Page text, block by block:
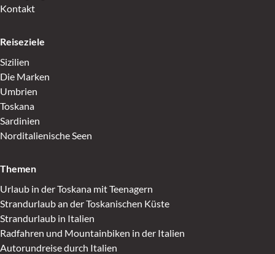
Kontakt
Reiseziele
Sizilien
Die Marken
Umbrien
Toskana
Sardinien
Norditalienische Seen
Themen
Urlaub in der Toskana mit Teenagern
Strandurlaub an der Toskanischen Küste
Strandurlaub in Italien
Radfahren und Mountainbiken in der Italien
Autorundreise durch Italien